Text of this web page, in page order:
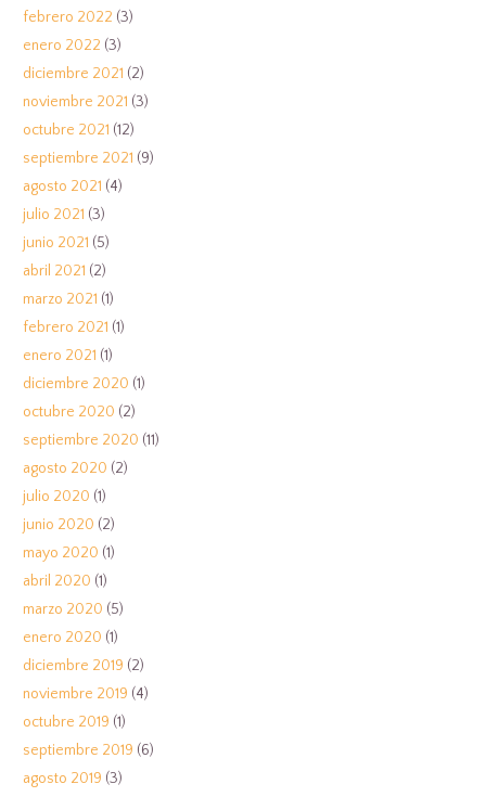
febrero 2022 (3)
enero 2022 (3)
diciembre 2021 (2)
noviembre 2021 (3)
octubre 2021 (12)
septiembre 2021 (9)
agosto 2021 (4)
julio 2021 (3)
junio 2021 (5)
abril 2021 (2)
marzo 2021 (1)
febrero 2021 (1)
enero 2021 (1)
diciembre 2020 (1)
octubre 2020 (2)
septiembre 2020 (11)
agosto 2020 (2)
julio 2020 (1)
junio 2020 (2)
mayo 2020 (1)
abril 2020 (1)
marzo 2020 (5)
enero 2020 (1)
diciembre 2019 (2)
noviembre 2019 (4)
octubre 2019 (1)
septiembre 2019 (6)
agosto 2019 (3)